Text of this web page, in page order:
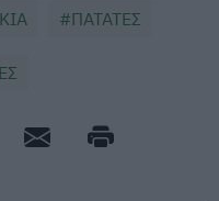
ΠΑΤΑΤΕΣ